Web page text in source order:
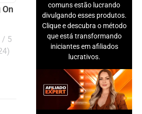
/ 5
)
comuns estão lucrando
divulgando esses produtos.
Clique e descubra o método
que está transformando
iniciantes em afiliados
lucrativos.